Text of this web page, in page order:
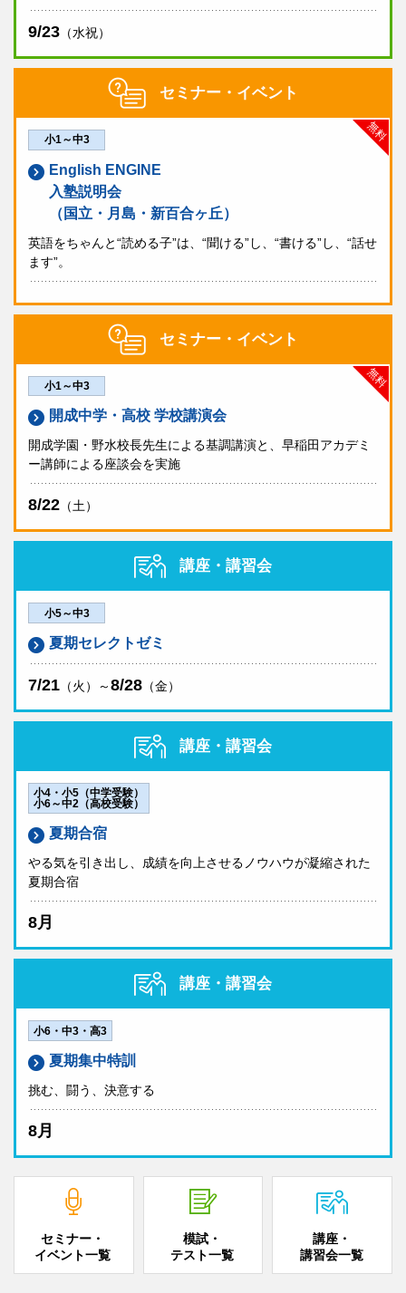
9/23 （水祝）
セミナー・イベント
無料
小1～中3
English ENGINE
入塾説明会
（国立・月島・新百合ヶ丘）
英語をちゃんと“読める子”は、“聞ける”し、“書ける”し、“話せ
ます”。
セミナー・イベント
無料
小1～中3
開成中学・高校 学校講演会
開成学園・野水校長先生による基調講演と、早稲田アカデミ
ー講師による座談会を実施
8/22 （土）
講座・講習会
小5～中3
夏期セレクトゼミ
7/21 （火）～8/28 （金）
講座・講習会
小4・小5（中学受験）
小6～中2（高校受験）
夏期合宿
やる気を引き出し、成績を向上させるノウハウが凝縮された
夏期合宿
8月
講座・講習会
小6・中3・高3
夏期集中特訓
挑む、闘う、決意する
8月
セミナー・
イベント一覧
模試・
テスト一覧
講座・
講習会一覧